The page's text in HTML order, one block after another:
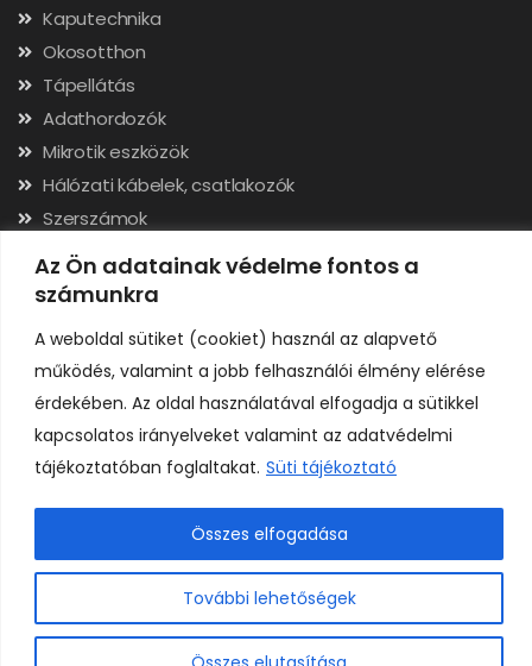
Az Ön adatainak védelme fontos a
számunkra
A weboldal sütiket (cookiet) használ az alapvető
működés, valamint a jobb felhasználói élmény elérése
érdekében. Az oldal használatával elfogadja a sütikkel
kapcsolatos irányelveket valamint az adatvédelmi
tájékoztatóban foglaltakat. Süti tájékoztató
További lehetőségek
Összes elfogadása
Kaputechnika
Okosotthon
Tápellátás
Adathordozók
Mikrotik eszközök
Hálózati kábelek, csatlakozók
Szerszámok
Elérhetőségek
Adószám: 24323257-2-02
Cégjegyzékszám: 02-09-079991
Bankszámla: 11731001-23136207
IBAN: HU92117310012313620700000000
Copyright © H A R I C O M P Kft. Minden jog fenntartva.